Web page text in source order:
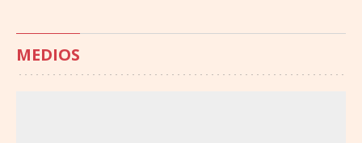
MEDIOS